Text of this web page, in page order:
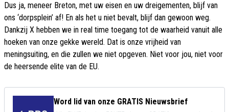
Dus ja, meneer Breton, met uw eisen en uw dreigementen, blijf van
ons ‘dorpsplein’ af! En als het u niet bevalt, blijf dan gewoon weg.
Dankzij X hebben we in real time toegang tot de waarheid vanuit alle
hoeken van onze gekke wereld. Dat is onze vrijheid van
meningsuiting, en die zullen we niet opgeven. Niet voor jou, niet voor
de heersende elite van de EU.
Word lid van onze GRATIS Nieuwsbrief